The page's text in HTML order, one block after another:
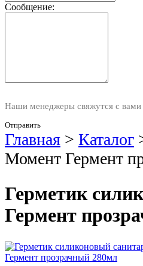
Сообщение:
Наши менеджеры свяжутся с
Отправить
Главная > Каталог
Момент Гермент
Герметик
Гермент